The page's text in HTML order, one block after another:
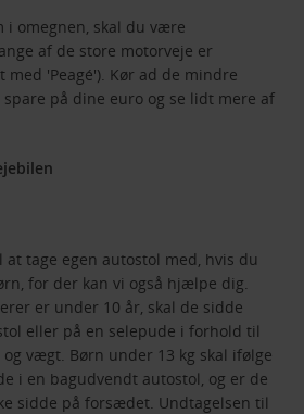
i omegnen, skal du være
af de store motorveje er
'Peagé'). Kør ad de mindre
på dine euro og se lidt mere af
tage egen autostol med, hvis du
for der kan vi også hjælpe dig.
er under 10 år, skal de sidde
eller på en selepude i forhold til
vægt. Børn under 13 kg skal ifølge
i en bagudvendt autostol, og er de
sidde på forsædet. Undtagelsen til